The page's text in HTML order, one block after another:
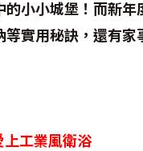
小小城堡！而新
實用秘訣，還有
工業風衛浴